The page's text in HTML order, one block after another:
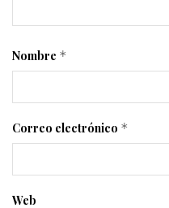
Nombre *
Correo electrónico *
Web